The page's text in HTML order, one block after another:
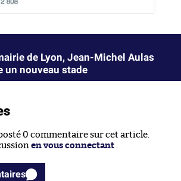
de Lyon, Jean-Michel Aulas
un nouveau stade
0 commentaire sur cet article.
en vous connectant